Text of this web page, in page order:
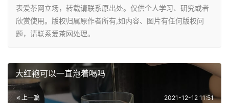
表爱茶网立场，转载请联系原出处。仅供个人学习、研究或者
欣赏使用。版权归属原作者所有,如内容、图片有任何版权问
题，请联系爱茶网处理。
大红袍可以一直泡着喝吗
上一篇 2021-12-12 11:51